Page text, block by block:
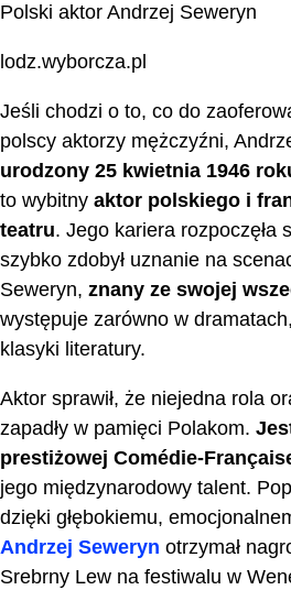
Polski aktor Andrzej Seweryn
lodz.wyborcza.pl
Jeśli chodzi o to, co do
polscy aktorzy mężczyźni,
urodzony 25 kwietnia 1946
to wybitny aktor polskiego i
teatru. Jego kariera rozpoczęła
szybko zdobył uznanie na
Seweryn, znany ze swojej
występuje zarówno w
klasyki literatury.
Aktor sprawił, że niejedna rola
zapadły w pamięci Polakom.
prestiżowej Comédie-
jego międzynarodowy talent.
dzięki głębokiemu,
Andrzej Seweryn otrzymał
Srebrny Lew na festiwalu w